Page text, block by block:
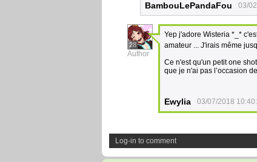
BambouLePandaFou 03/
28
Author
Yep j'adore Wisteria *_*
amateur ... J'irais même
Ce n'est qu'un petit one
que je n'ai pas l’occasion
Ewylia 03/07/2018
Log-in to comment